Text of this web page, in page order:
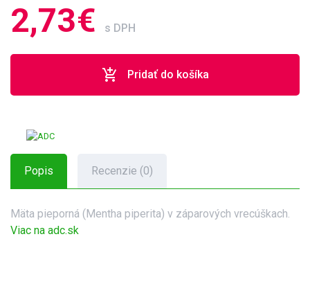
2,73€ s DPH
add_shopping_cart Pridať do košíka
Popis Recenzie (0)
Mäta pieporná (Mentha piperita) v záparových vrecúškach.
Viac na adc.sk